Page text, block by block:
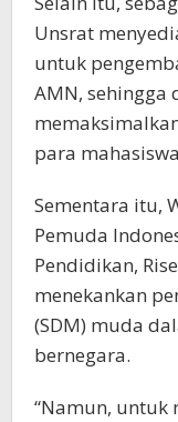
Unsrat
untuk
AMN,
para
Sementara itu,
Pemuda
Pendidikan,
menekankan
(SDM) muda
bernegara.
“Namun, untuk